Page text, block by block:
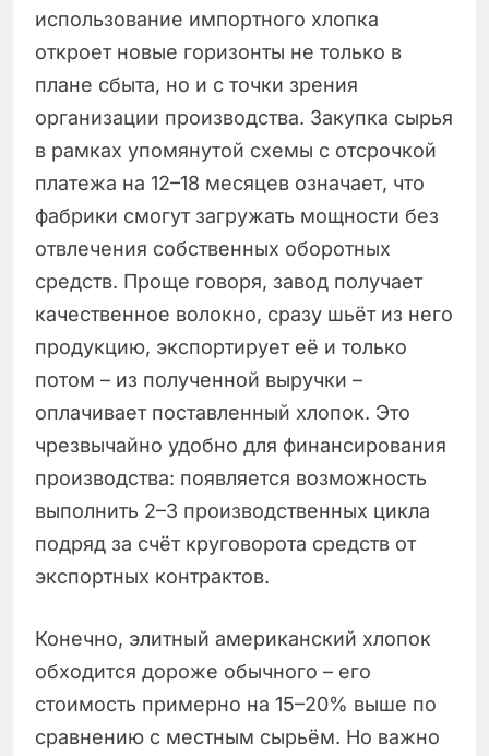
использование импортного хлопка
откроет новые горизонты не только в
плане сбыта, но и с точки зрения
организации производства. Закупка сырья
в рамках упомянутой схемы с отсрочкой
платежа на 12–18 месяцев означает, что
фабрики смогут загружать мощности без
отвлечения собственных оборотных
средств. Проще говоря, завод получает
качественное волокно, сразу шьёт из него
продукцию, экспортирует её и только
потом – из полученной выручки –
оплачивает поставленный хлопок. Это
чрезвычайно удобно для финансирования
производства: появляется возможность
выполнить 2–3 производственных цикла
подряд за счёт круговорота средств от
экспортных контрактов.
Конечно, элитный американский хлопок
обходится дороже обычного – его
стоимость примерно на 15–20% выше по
сравнению с местным сырьём. Но важно